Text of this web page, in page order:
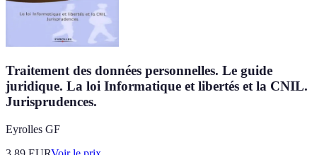
Traitement des données personnelles. Le guide
juridique. La loi Informatique et libertés et la CNIL.
Jurisprudences.
Eyrolles GF